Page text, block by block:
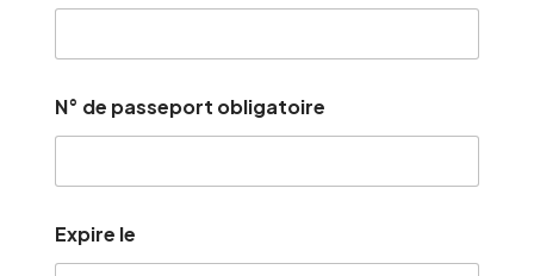
N° de passeport obligatoire
Expire le